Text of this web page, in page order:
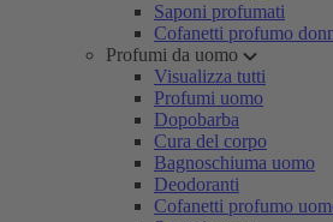
Saponi profumati
Cofanetti profumo
Profumi da uomo
Visualizza tutti
Profumi uomo
Dopobarba
Cura del corpo
Bagnoschiuma uomo
Deodoranti
Cofanetti profumo